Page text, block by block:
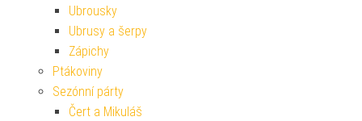
Ubrousky
Ubrusy a šerpy
Zápichy
Ptákoviny
Sezónní párty
Čert a Mikuláš